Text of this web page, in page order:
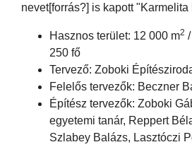
nevet[forrás?] is kapott
Hasznos terület: 12 000 m2
250 fő
Tervező: Zoboki
Felelős tervezők: Beczner
Építész tervezők: Zoboki
egyetemi tanár, Reppert
Szlabey Balázs, Lasztóczi